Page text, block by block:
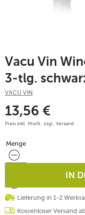
Vacu Vin
3-tlg.
VACU VIN
13,56 €
Preis inkl. MwSt. zzgl. Versand
Menge
Menge
IN
Lieferung in 1-2
Kostenloser Versand